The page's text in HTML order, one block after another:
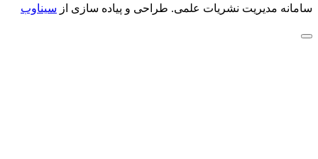
سامانه مدیریت نشریات علمی. طراحی و پیاده سازی از سیناوب